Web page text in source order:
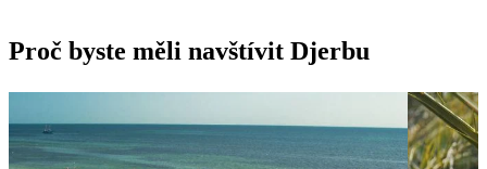
Proč byste měli navštívit Djerbu